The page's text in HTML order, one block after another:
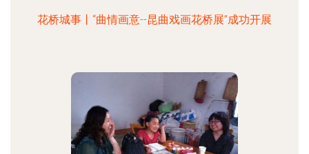
花桥城事丨“曲情画意--昆曲戏画花桥展”成功开展